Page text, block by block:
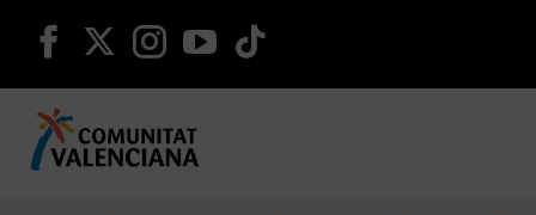
seguir en facebook
seguir en twitter
seguir en instagram
seguir en youtube